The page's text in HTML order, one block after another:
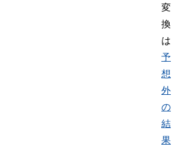
変
換
は
予
想
外
の
結
果